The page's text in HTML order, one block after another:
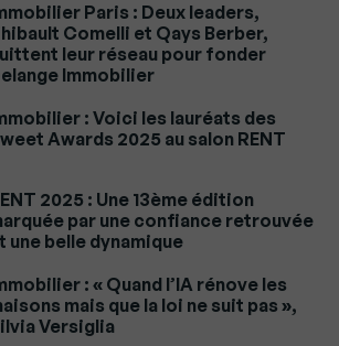
Paris : Deux leaders,
Comelli et Qays Berber,
leur réseau pour fonder
Immobilier
: Voici les lauréats des
Awards 2025 au salon RENT
2025 : Une 13ème édition
par une confiance retrouvée
une belle dynamique
: « Quand l’IA rénove les
mais que la loi ne suit pas »,
Versiglia